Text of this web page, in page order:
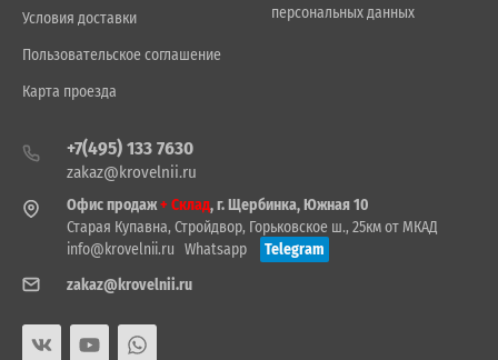
Условия доставки
Пользовательское соглашение
Карта проезда
персональных данных
+7(495) 133 7630
zakaz@krovelnii.ru
Офис продаж+ Склад, г. Щербинка, Южная 10
Старая Купавна, Стройдвор, Горьковское ш., 25км от МКАД
info@krovelnii.ru Whatsapp
Telegram
zakaz@krovelnii.ru